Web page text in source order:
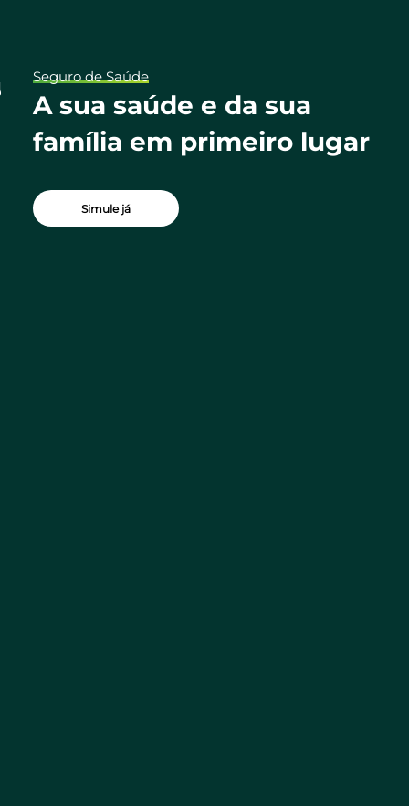
Seguro de Saúde
A sua saúde e da sua
família em primeiro lugar
Simule já